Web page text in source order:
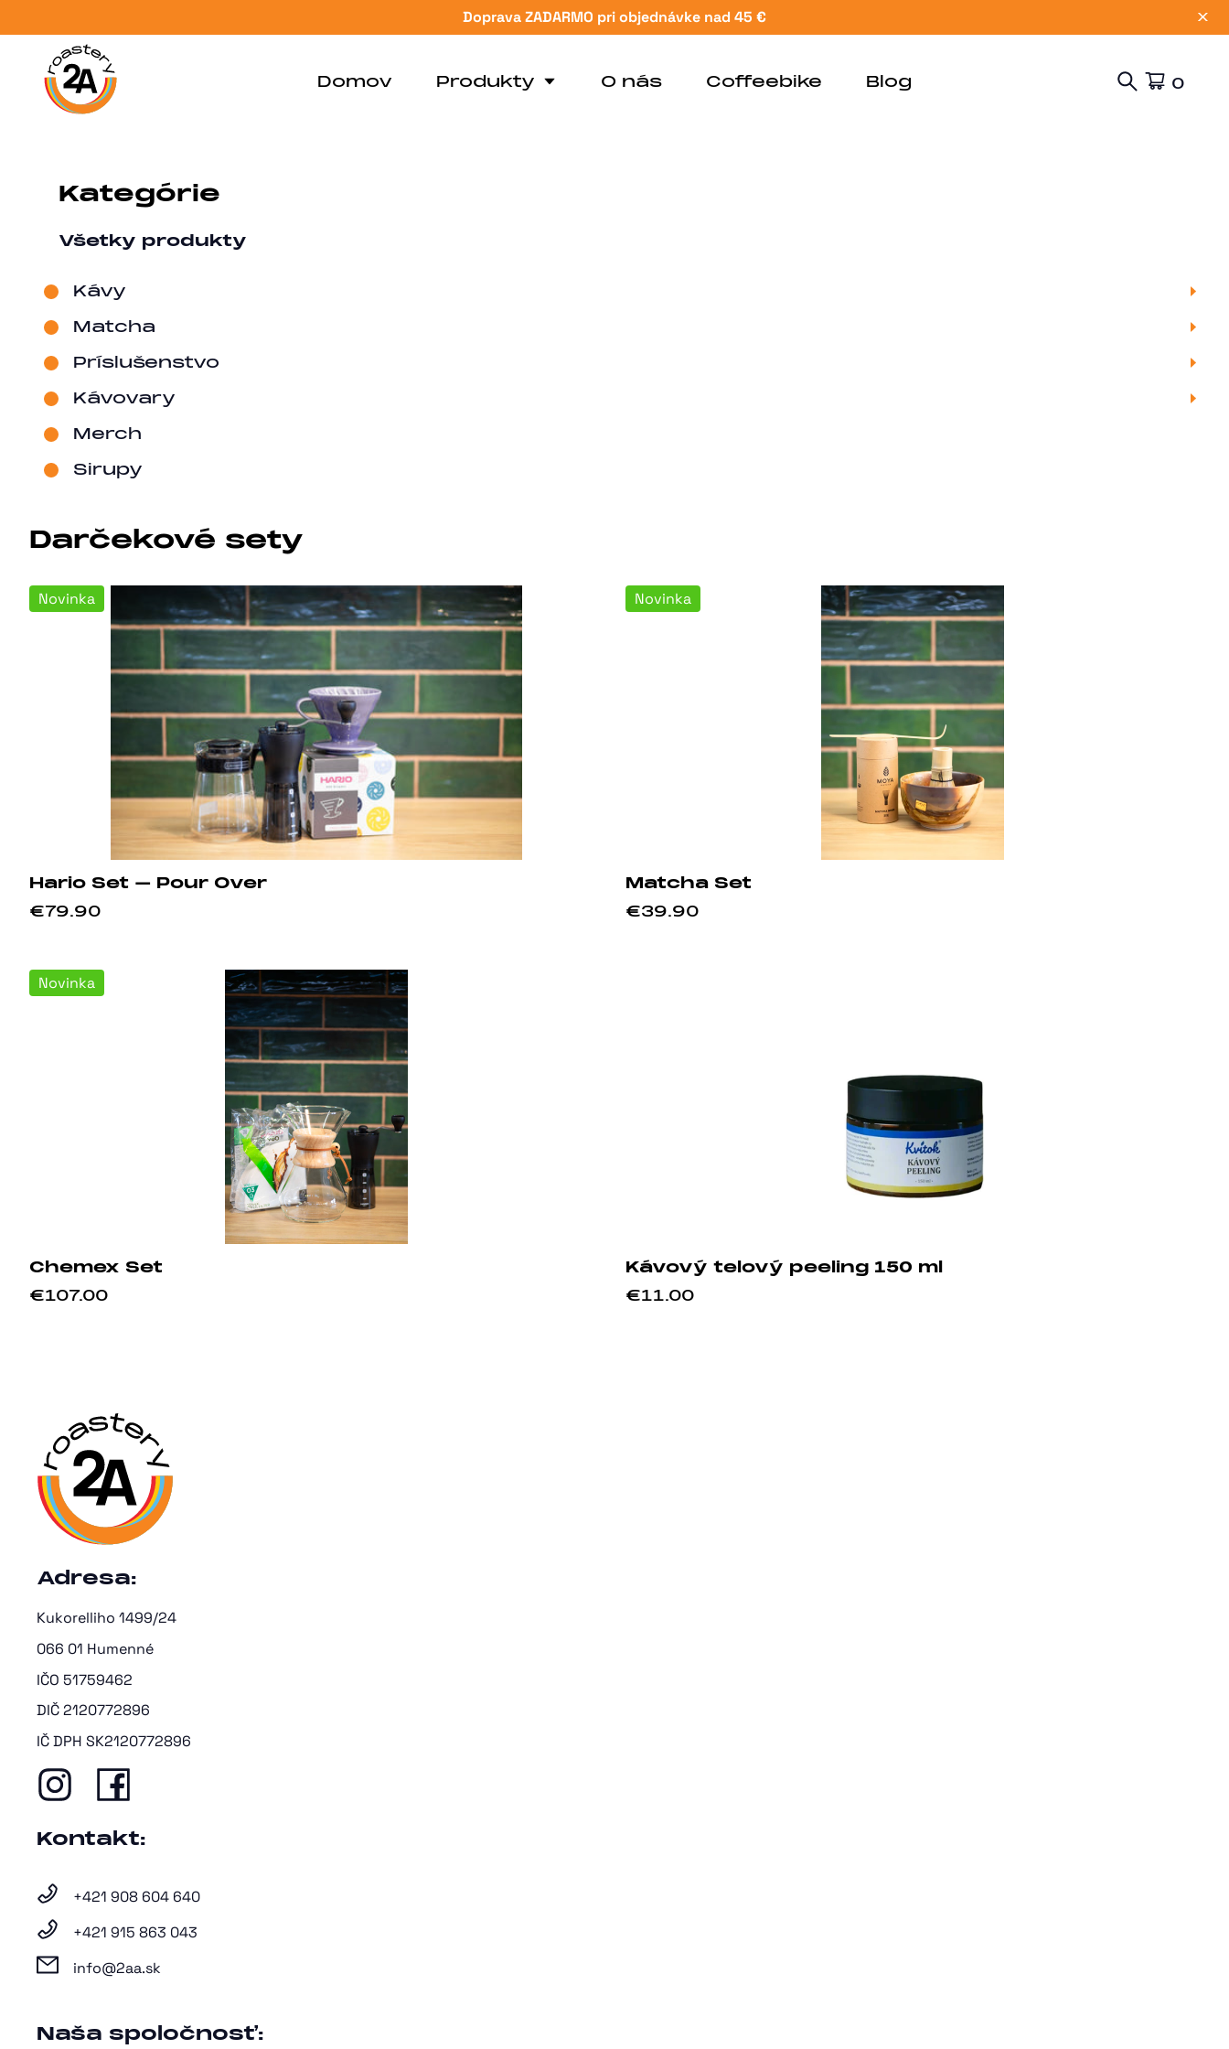
Doprava ZADARMO pri objednávke nad 45 € X
Domov Produkty O nás Coffeebike Blog 0
Kategórie
Všetky produkty
Kávy
Matcha
Príslušenstvo
Kávovary
Merch
Sirupy
Darčekové sety
Novinka
Hario Set – Pour Over
€79.90
Novinka
Matcha Set
€39.90
Novinka
Chemex Set
€107.00
Kávový telový peeling 150 ml
€11.00
Adresa:
Kukorelliho 1499/24
066 01 Humenné
IČO 51759462
DIČ 2120772896
IČ DPH SK2120772896
Kontakt:
+421 908 604 640
+421 915 863 043
info@2aa.sk
Naša spoločnosť: